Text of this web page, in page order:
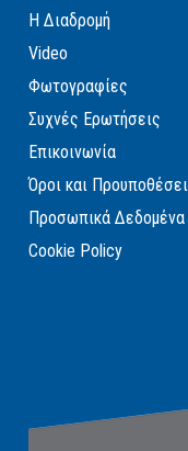
Η Διαδρομή
Video
Φωτογραφίες
Συχνές Ερωτήσεις
Επικοινωνία
Όροι και
Προσωπικά Δεδομένα
Cookie Policy